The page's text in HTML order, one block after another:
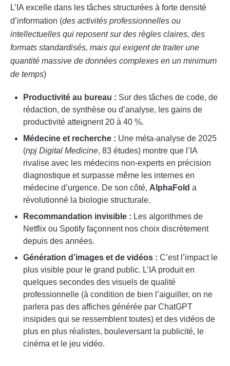
L’IA excelle dans les tâches structurées à forte densité
d’information (des activités professionnelles ou
intellectuelles qui reposent sur des règles claires, des
formats standardisés, mais qui exigent de traiter une
quantité massive de données complexes en un minimum
de temps)
Productivité au bureau : Sur des tâches de code, de
rédaction, de synthèse ou d’analyse, les gains de
productivité atteignent 20 à 40 %.
Médecine et recherche : Une méta-analyse de 2025
(npj Digital Medicine, 83 études) montre que l’IA
rivalise avec les médecins non-experts en précision
diagnostique et surpasse même les internes en
médecine d’urgence. De son côté, AlphaFold a
révolutionné la biologie structurale.
Recommandation invisible : Les algorithmes de
Netflix ou Spotify façonnent nos choix discrètement
depuis des années.
Génération d’images et de vidéos : C’est l’impact le
plus visible pour le grand public. L’IA produit en
quelques secondes des visuels de qualité
professionnelle (à condition de bien l’aiguiller, on ne
parlera pas des affiches générée par ChatGPT
insipides qui se ressemblent toutes) et des vidéos de
plus en plus réalistes, bouleversant la publicité, le
cinéma et le jeu vidéo.